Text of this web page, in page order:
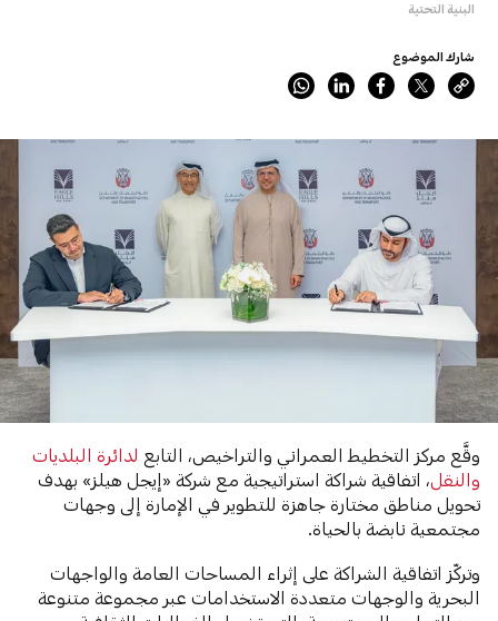
البنية التحتية
شارك الموضوع
وقَّع مركز التخطيط العمراني والتراخيص، التابع لدائرة البلديات
والنقل ، اتفاقية شراكة استراتيجية مع شركة «إيجل هيلز» بهدف
تحويل مناطق مختارة جاهزة للتطوير في الإمارة إلى وجهات
مجتمعية نابضة بالحياة.
وتركّز اتفاقية الشراكة على إثراء المساحات العامة والواجهات
البحرية والوجهات متعددة الاستخدامات عبر مجموعة متنوعة